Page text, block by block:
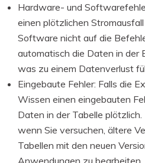
Hardware- und
einen plötzlichen
Software nicht auf die
automatisch die Daten in der
was zu einem Datenverlust
Eingebaute Fehler: Falls die
Wissen einen eingebauten
Daten in der Tabelle
wenn Sie versuchen, ältere
Tabellen mit den neuen